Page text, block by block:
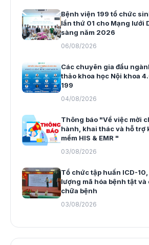
Bệnh viện 199 tổ chức
lần thứ 01 cho Mạng lưới
sàng năm 2026
06/08/2026
Các chuyên gia đầu
thảo khoa học Nội khoa
199
04/08/2026
Thông báo "Về việc mời
hành, khai thác và hỗ trợ
mềm HIS & EMR "
03/08/2026
Tổ chức tập huấn ICD-
lượng mã hóa bệnh tật và
chữa bệnh
03/08/2026